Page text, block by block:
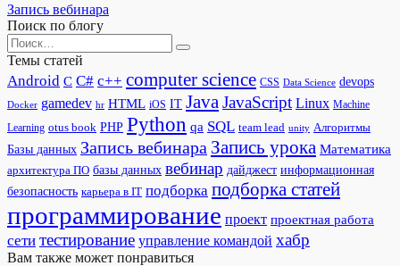
Запись вебинара
Поиск по блогу
Search
for:
Темы статей
Android C C# c++ computer science CSS Data Science devops
Docker gamedev hr HTML iOS IT Java JavaScript Linux Machine
Learning otus book PHP Python qa SQL team lead unity Алгоритмы
Базы данных Запись вебинара Запись урока Математика
архитектура ПО базы данных вебинар дайджест информационная
безопасность карьера в IT подборка подборка статей
программирование проект проектная работа
сети тестирование управление командой хабр
Вам также может понравиться